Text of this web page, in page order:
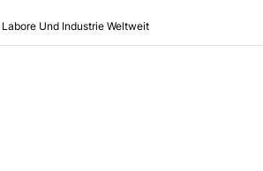
Und Industrie Weltweit